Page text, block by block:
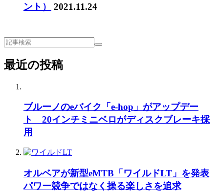
ント）
2021.11.24
最近の投稿
ブルーノのeバイク「e-hop」がアップデー
ト 20インチミニベロがディスクブレーキ採
用
オルベアが新型eMTB「ワイルドLT」を発表
パワー競争ではなく操る楽しさを追求